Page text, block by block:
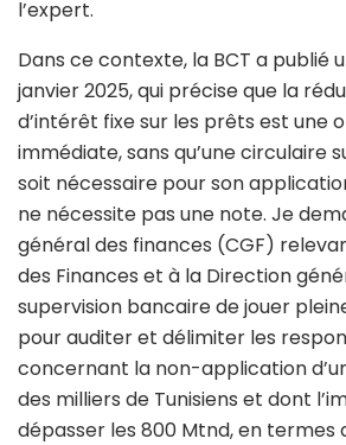
l’expert.
Dans ce contexte, la BCT a publié
janvier 2025, qui précise que la
d’intérêt fixe sur les prêts est une
immédiate, sans qu’une circulaire
soit nécessaire pour son
ne nécessite pas une note. Je
général des finances (CGF)
des Finances et à la Direction
supervision bancaire de jouer
pour auditer et délimiter les
concernant la non-application
des milliers de Tunisiens et dont
dépasser les 800 Mtnd, en termes